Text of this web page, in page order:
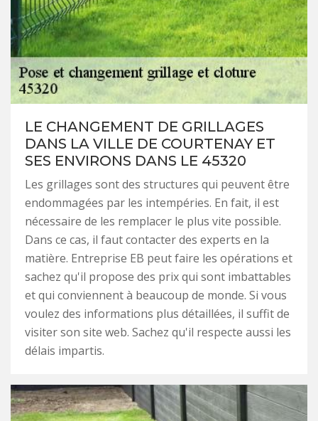
LE CHANGEMENT DE GRILLAGES
DANS LA VILLE DE COURTENAY ET
SES ENVIRONS DANS LE 45320
Les grillages sont des structures qui peuvent être
endommagées par les intempéries. En fait, il est
nécessaire de les remplacer le plus vite possible.
Dans ce cas, il faut contacter des experts en la
matière. Entreprise EB peut faire les opérations et
sachez qu'il propose des prix qui sont imbattables
et qui conviennent à beaucoup de monde. Si vous
voulez des informations plus détaillées, il suffit de
visiter son site web. Sachez qu'il respecte aussi les
délais impartis.